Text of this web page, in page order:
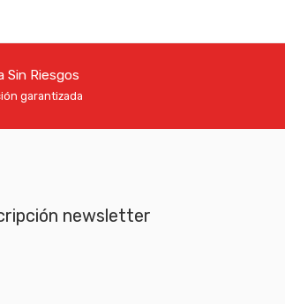
Sin Riesgos
garantizada
newsletter